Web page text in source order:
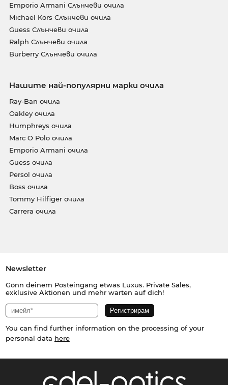
Emporio Armani Слънчеви очила
Michael Kors Слънчеви очила
Guess Слънчеви очила
Ralph Слънчеви очила
Burberry Слънчеви очила
Нашите най-популярни марки очила
Ray-Ban очила
Oakley очила
Humphreys очила
Marc O Polo очила
Emporio Armani очила
Guess очила
Persol очила
Boss очила
Tommy Hilfiger очила
Carrera очила
Newsletter
Gönn deinem Posteingang etwas Luxus. Private Sales,
exklusive Aktionen und mehr warten auf dich!
You can find further information on the processing of your
personal data here